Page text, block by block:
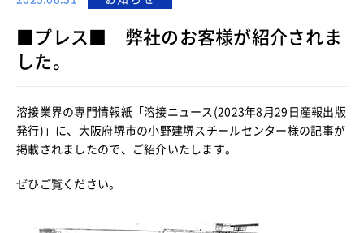
■プレス■ 弊社のお客様が紹介されま
した。
溶接業界の専門情報紙「溶接ニュース(2023年8月29日産報出版
発行)」に、大阪府堺市の小野建堺スチールセンター様の記事が
掲載されましたので、ご紹介いたします。
ぜひご覧ください。